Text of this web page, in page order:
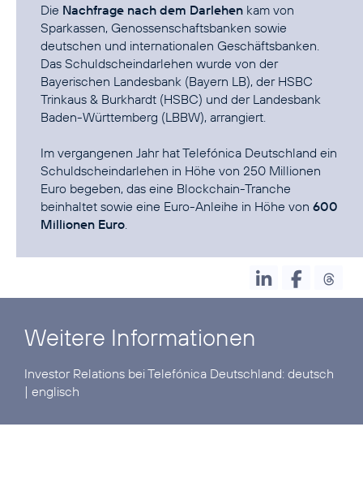
Die Nachfrage nach dem Darlehen kam von
Sparkassen, Genossenschaftsbanken sowie
deutschen und internationalen Geschäftsbanken.
Das Schuldscheindarlehen wurde von der
Bayerischen Landesbank (Bayern LB), der HSBC
Trinkaus & Burkhardt (HSBC) und der Landesbank
Baden-Württemberg (LBBW), arrangiert.
Im vergangenen Jahr hat Telefónica Deutschland ein
Schuldscheindarlehen in Höhe von 250 Millionen
Euro begeben, das eine Blockchain-Tranche
beinhaltet sowie eine Euro-Anleihe in Höhe von 600
Millionen Euro
Weitere Informationen
Investor Relations bei Telefónica Deutschland: deutsch
| englisch